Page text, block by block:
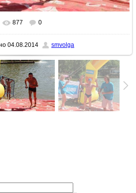
размере 1024x683
877 0
04.08.2014 smvolga